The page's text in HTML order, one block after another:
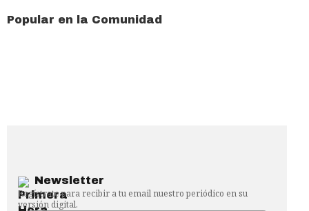
Popular en la Comunidad
Newsletter
Regístrate para recibir a tu email nuestro periódico en su
versión digital.